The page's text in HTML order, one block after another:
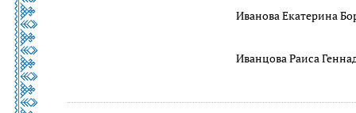
Иванова Екатерина
Иванцова Раиса